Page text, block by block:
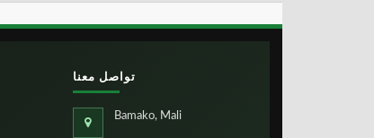
تواصل معنا
Bamako, Mali